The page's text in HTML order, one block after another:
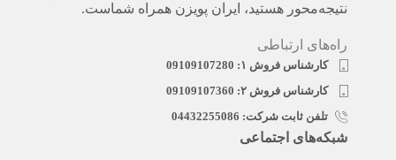
نتیجه‌محور هستید، ایران پویزن همراه شماست.
راه‌های ارتباطی
کارشناس فروش ۱: 09109107280
کارشناس فروش ۲: 09109107360
تلفن ثابت شرکت: 04432255086
شبکه‌های اجتماعی